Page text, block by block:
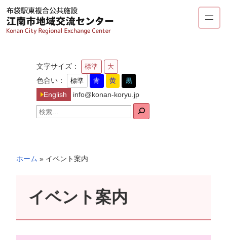
内
容
を
文字サイズ： 標準 大
色合い： 標準 青 黄 黒
English info@konan-koryu.jp
検
索
ホーム » イベント案内
イベント案内